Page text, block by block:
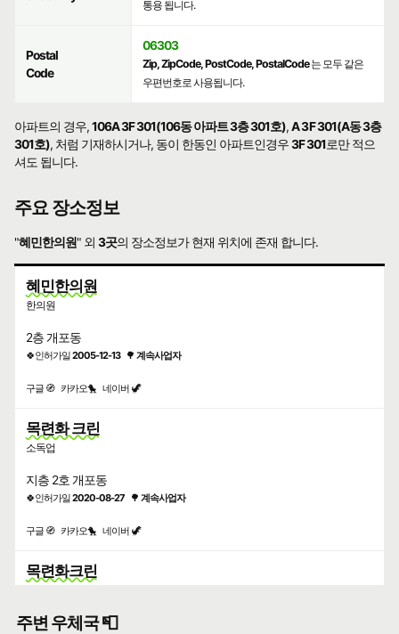
통용 됩니다.
Postal
Code
06303
Zip, ZipCode, PostCode, PostalCode는 모두 같은
우편번호로 사용됩니다.
아파트의 경우,106A 3F 301(106동 아파트 3층 301호),A 3F 301(A동 3층
301호), 처럼 기재하시거나, 동이 한동인 아파트인경우3F 301로만 적으
셔도 됩니다.
주요 장소정보
"혜민한의원" 외3곳의 장소정보가 현재 위치에 존재 합니다.
혜민한의원
한의원
2층 개포동
🍀인허가일2005-12-13 🌳 계속사업자
구글 🧭 카카오🐤 네이버 🦖
목련화 크린
소독업
지층 2호 개포동
🍀인허가일2020-08-27 🌳 계속사업자
구글 🧭 카카오🐤 네이버 🦖
목련화크린
지하 1층 2호 개포동
주변 우체국 📮